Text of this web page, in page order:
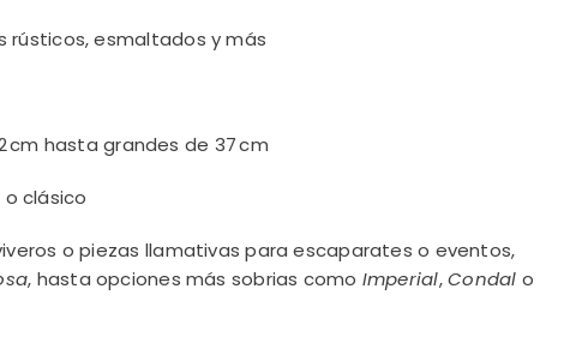
rústicos, esmaltados y más
cm hasta grandes de 37 cm
clásico
o piezas llamativas para escaparates o eventos,
, hasta opciones más sobrias como Imperial,Condal o